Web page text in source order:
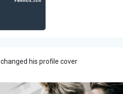
changed his profile cover